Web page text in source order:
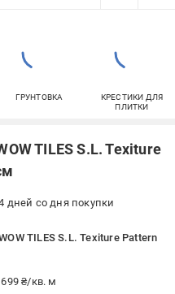
ГРУНТОВКА
КРЕСТИКИ ДЛЯ
ПЛИТКИ
TILES S.L. Texiture
дней со дня покупки
TILES S.L. Texiture Pattern
₴/кв. м